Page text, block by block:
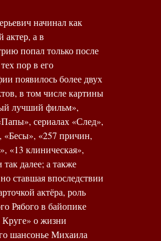
начинал как
актер, а в
попал только после
пор в его
появилось более двух
в том числе картины
лучший фильм»,
сериалах «След»,
«257 причин,
«13 клиническая»,
так далее; а также
ставшая впоследствии
актёра, роль
Рябого в байопике
о жизни
шансонье Михаила